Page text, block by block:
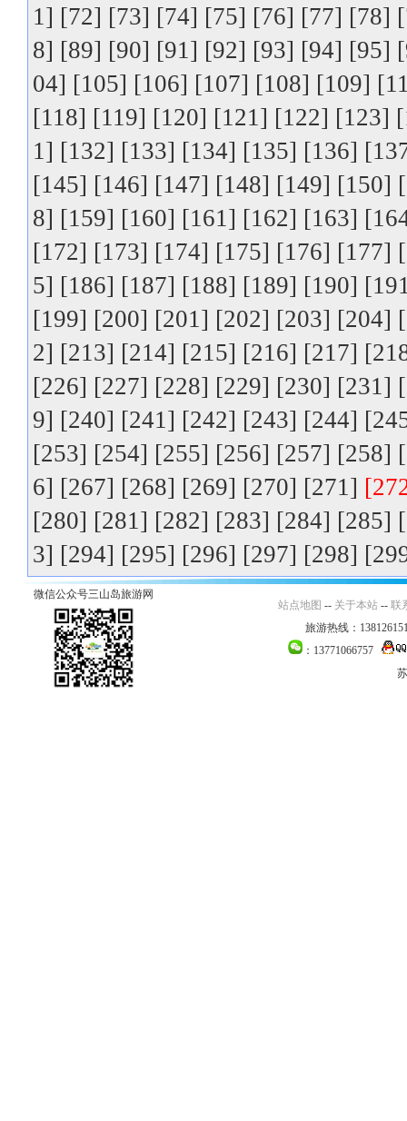
1] [72] [73] [74] [75] [76] [77] [78]
8] [89] [90] [91] [92] [93] [94] [95]
04] [105] [106] [107] [108] [109]
[118] [119] [120] [121] [122] [123]
1] [132] [133] [134] [135] [136]
[145] [146] [147] [148] [149] [150]
8] [159] [160] [161] [162] [163]
[172] [173] [174] [175] [176] [177]
5] [186] [187] [188] [189] [190]
[199] [200] [201] [202] [203] [204]
2] [213] [214] [215] [216] [217]
[226] [227] [228] [229] [230] [231]
9] [240] [241] [242] [243] [244]
[253] [254] [255] [256] [257] [258]
6] [267] [268] [269] [270] [271]
[280] [281] [282] [283] [284] [285]
3] [294] [295] [296] [297] [298]
微信公众号三山岛旅游网
站点地图 -- 关于本站 -- 联
旅游热线：
：13771066757